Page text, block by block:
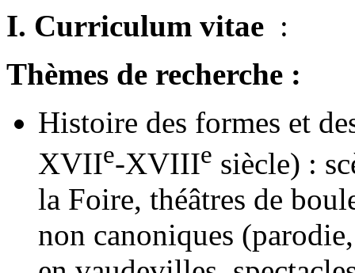
I. Curriculum vitae :
Thèmes de recherche :
Histoire des formes et
XVIIe-XVIIIe siècle) :
la Foire, théâtres de
non canoniques